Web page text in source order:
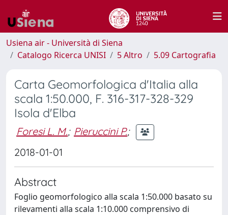
Usiena air - Università di Siena
Catalogo Ricerca UNISI
5 Altro 5.09 Cartografia
Carta Geomorfologica d'Italia alla
scala 1:50.000, F. 316-317-328-329
Isola d'Elba
Foresi L. M.; Pieruccini P.;
2018-01-01
Abstract
Foglio geomorfologico alla scala 1:50.000 basato su
rilevamenti alla scala 1:10.000 comprensivo di